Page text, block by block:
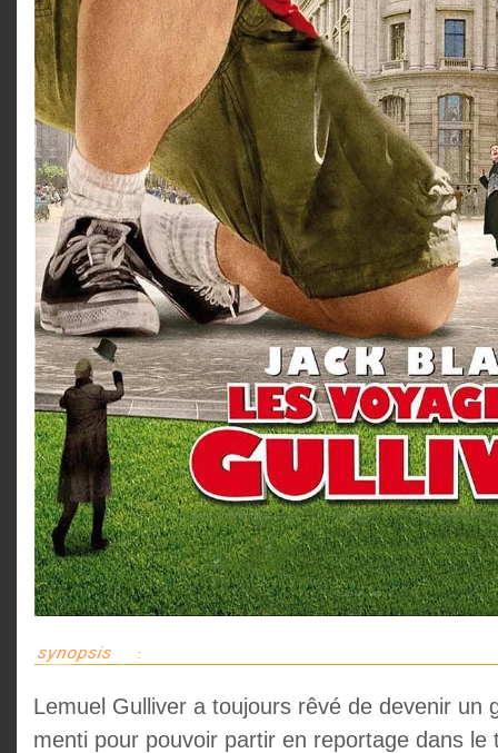
Lemuel Gulliver a toujours rêvé de devenir un
menti pour pouvoir partir en reportage dans